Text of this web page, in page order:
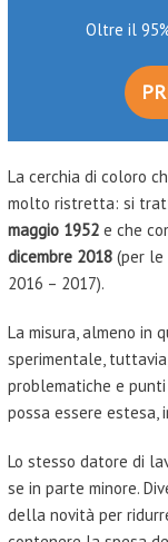
Oltre il
La cerchia di coloro
molto ristretta: si
maggio 1952 e che
dicembre 2018(per le
2016 – 2017).
La misura, almeno in
sperimentale,
problematiche e
possa essere estesa,
Lo stesso datore di
se in parte minore.
della novità per